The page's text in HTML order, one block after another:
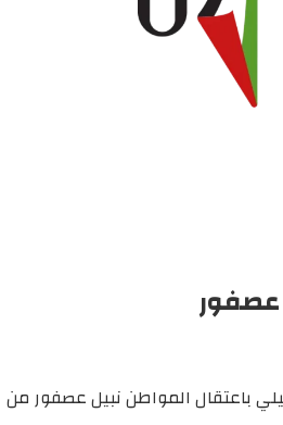
باعتقال المواطن نبيل عصفور من